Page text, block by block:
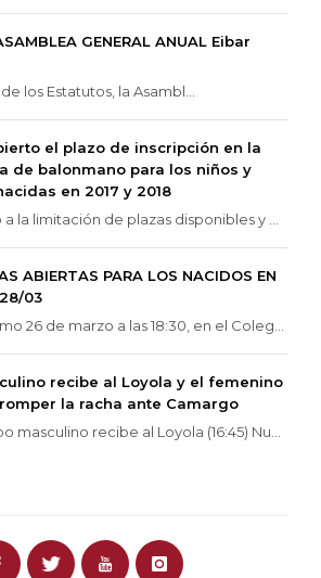
GENERAL ANUAL Eibar
los Estatutos, la Asambl...
el plazo de inscripción en la
de balonmano para los niños y
en 2017 y 2018
la limitación de plazas disponibles y ...
ABIERTAS PARA LOS NACIDOS EN
03
26 de marzo a las 18:30, en el Coleg...
recibe al Loyola y el femenino
la racha ante Camargo
masculino recibe al Loyola (16:45) Nu...